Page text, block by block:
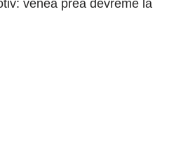
venea prea devreme la